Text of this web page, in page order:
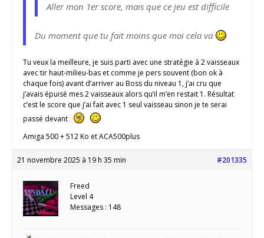
Aller mon 1er score, mais que ce jeu est difficile
Du moment que tu fait moins que moi cela va
Tu veux la meilleure, je suis parti avec une stratégie à 2 vaisseaux
avec tir haut-milieu-bas et comme je pers souvent (bon ok à
chaque fois) avant d’arriver au Boss du niveau 1, j’ai cru que
j’avais épuisé mes 2 vaisseaux alors qu’il m’en restait 1. Résultat
c’est le score que j’ai fait avec 1 seul vaisseau sinon je te serai
passé devant
Amiga 500 + 512 Ko et ACA500plus
21 novembre 2025 à 19 h 35 min #201335
Freed
Level 4
Messages : 148